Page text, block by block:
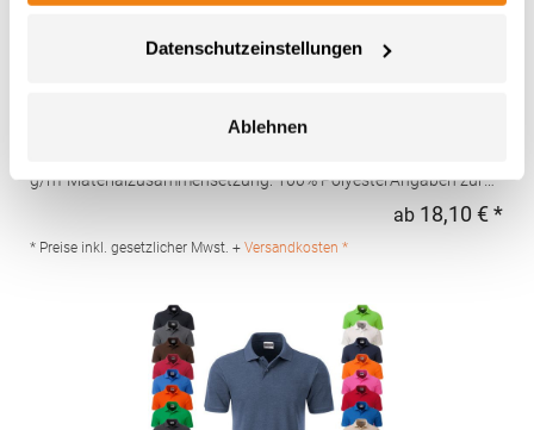
Datenschutzeinstellungen
Ablehnen
W475 Henbury Herren Coolplus®
g/m²Materialzusammensetzung: 100% PolyesterAngaben zur
Kingsfordweg 151 1043GR Amsterdam Niederlande E-Mail:
marketing@henbury.com
ab 18,10 € *
* Preise inkl. gesetzlicher Mwst. + Versandkosten *